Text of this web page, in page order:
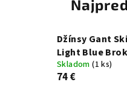
Džínsy Gant
Light Blue
Skladom(1 ks)
74 €